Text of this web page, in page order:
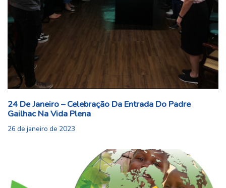
24 De Janeiro – Celebração Da Entrada Do Padre
Gailhac Na Vida Plena
26 de janeiro de 2023